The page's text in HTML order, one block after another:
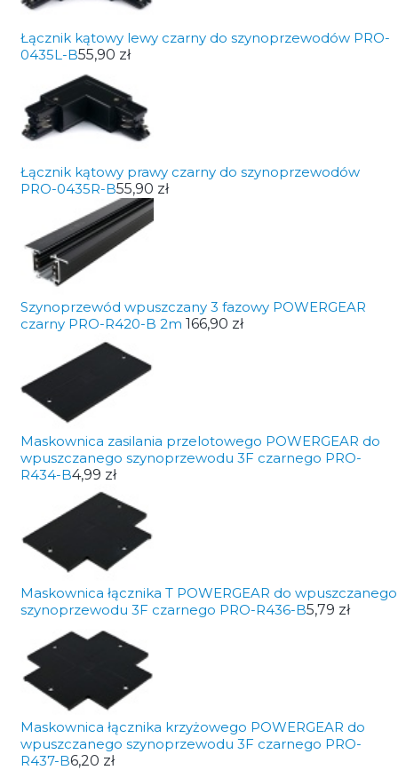
Łącznik kątowy lewy czarny do szynoprzewodów PRO-
0435L-B55,90 zł
Łącznik kątowy prawy czarny do szynoprzewodów
PRO-0435R-B55,90 zł
Szynoprzewód wpuszczany 3 fazowy POWERGEAR
czarny PRO-R420-B 2m 166,90 zł
Maskownica zasilania przelotowego POWERGEAR do
wpuszczanego szynoprzewodu 3F czarnego PRO-
R434-B4,99 zł
Maskownica łącznika T POWERGEAR do wpuszczanego
szynoprzewodu 3F czarnego PRO-R436-B5,79 zł
Maskownica łącznika krzyżowego POWERGEAR do
wpuszczanego szynoprzewodu 3F czarnego PRO-
R437-B6,20 zł